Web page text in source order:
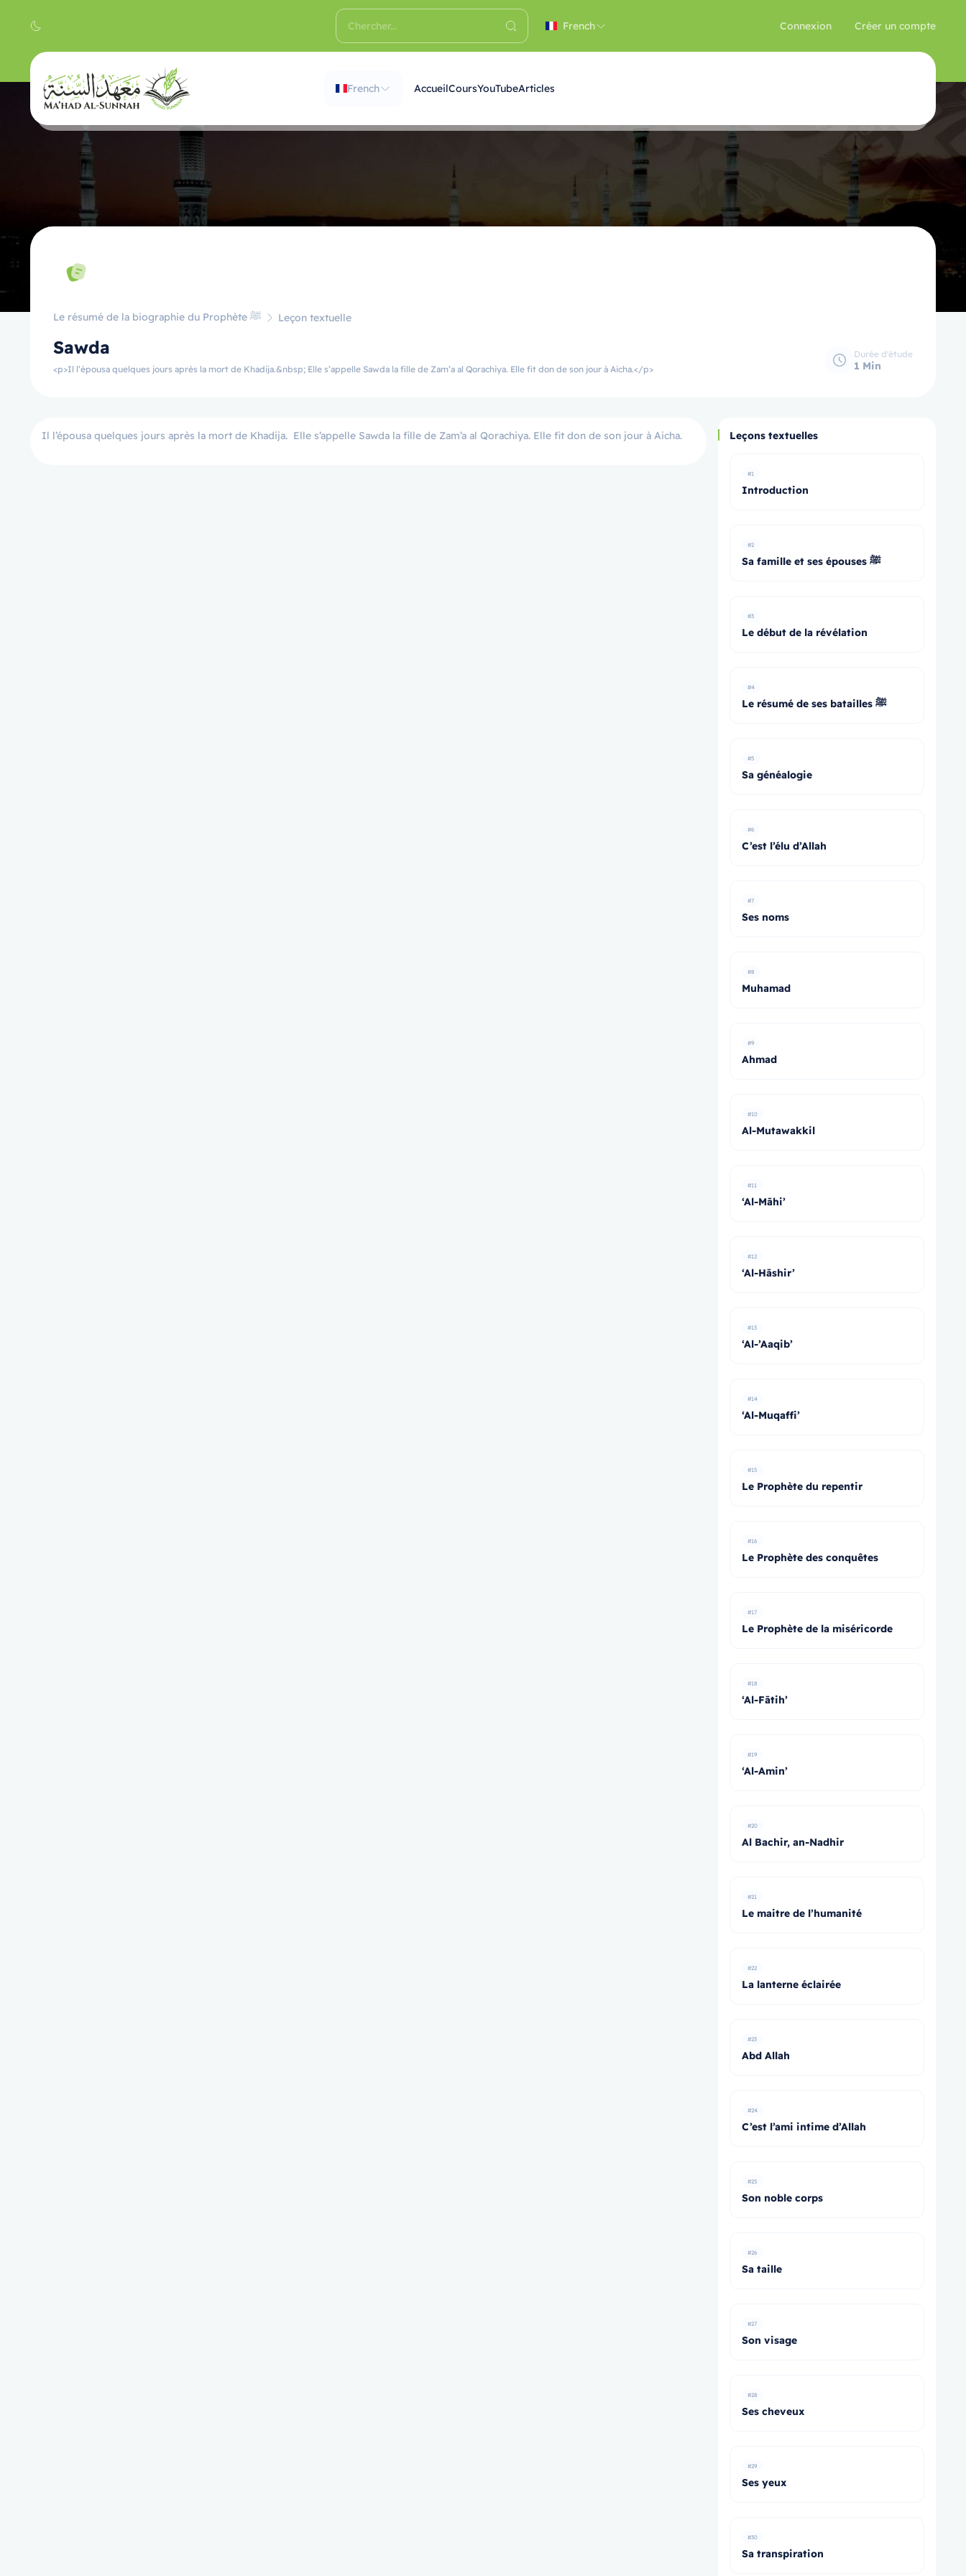
French Connexion Créer un compte
French AccueilCoursYouTubeArticles
Le résumé de la biographie du Prophète ﷺ Leçon textuelle
Sawda
<p>Il l’épousa quelques jours après la mort de Khadija.&nbsp; Elle s’appelle Sawda la fille de Zam’a al Qorachiya. Elle fit don de son jour à Aicha.</p>
Durée d'étude
1 Min
Il l’épousa quelques jours après la mort de Khadija. Elle s’appelle Sawda la fille de Zam’a al Qorachiya. Elle fit don de son jour à Aicha. Leçons textuelles
#1
Introduction
#2
Sa famille et ses épouses ﷺ
#3
Le début de la révélation
#4
Le résumé de ses batailles ﷺ
#5
Sa généalogie
#6
C’est l’élu d’Allah
#7
Ses noms
#8
Muhamad
#9
Ahmad
#10
Al-Mutawakkil
#11
‘Al-Māhi’
#12
‘Al-Hāshir’
#13
‘Al-’Aaqib’
#14
‘Al-Muqaffi’
#15
Le Prophète du repentir
#16
Le Prophète des conquêtes
#17
Le Prophète de la miséricorde
#18
‘Al-Fātih’
#19
‘Al-Amin’
#20
Al Bachir, an-Nadhir
#21
Le maitre de l’humanité
#22
La lanterne éclairée
#23
Abd Allah
#24
C’est l’ami intime d’Allah
#25
Son noble corps
#26
Sa taille
#27
Son visage
#28
Ses cheveux
#29
Ses yeux
#30
Sa transpiration